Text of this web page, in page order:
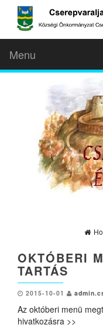
Menu
OKTÓBERI
TARTÁS
2015-10-01
Az októberi menü
hivatkozásra >>